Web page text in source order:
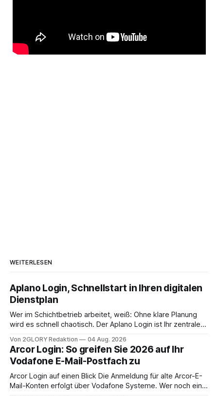
WEITERLESEN
Aplano Login, Schnellstart in Ihren digitalen
Dienstplan
Wer im Schichtbetrieb arbeitet, weiß: Ohne klare Planung
wird es schnell chaotisch. Der Aplano Login ist Ihr zentraler
abwesenheiten und die gesamte kommunikation rund um
Ihr personal digital zu organisieren. In diesem Leitfaden
erfahren Sie alles, was Sie für einen reibungslosen Einstieg
brauchen, von der Registrierung
Von 2GLORY Redaktion 04 Aug. 2026
Arcor Login: So greifen Sie 2026 auf Ihr
Vodafone E-Mail-Postfach zu
Arcor Login auf einen Blick Die Anmeldung für alte Arcor-E-
Mail-Konten erfolgt über Vodafone Systeme. Wer noch eine